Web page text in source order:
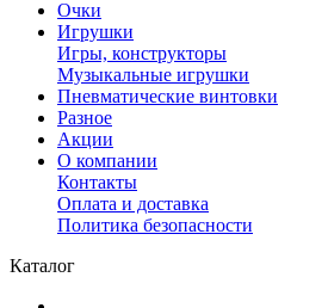
Очки
Игрушки
Игры, конструкторы
Музыкальные игрушки
Пневматические винтовки
Разное
Акции
О компании
Контакты
Оплата и доставка
Политика безопасности
Каталог